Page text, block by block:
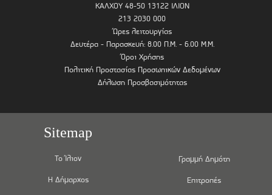
ΚΑΛΧΟΥ 48-50 13122 ΙΛΙΟΝ
213 2030 000
Ώρες λειτουργίας
Δευτέρα - Παρασκευή: 8.00 Π.Μ. - 6.00 Μ.Μ.
Όροι Χρήσης
Πολιτική Προστασίας Προσωπικών Δεδομένων
Δήλωση Προσβασιμότητας
Sitemap
Το Ίλιον
Η Δήμαρχος
Γραμμή Δημότη
Επιτροπές